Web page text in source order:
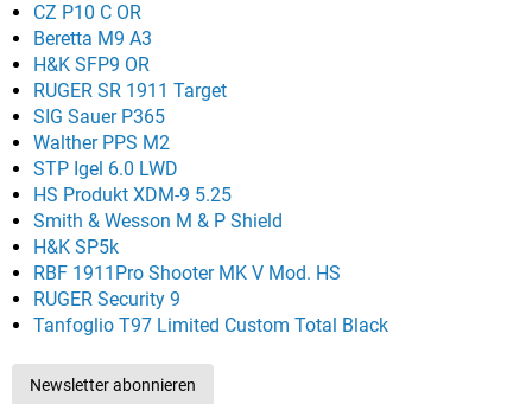
CZ P10 C OR
Beretta M9 A3
H&K SFP9 OR
RUGER SR 1911 Target
SIG Sauer P365
Walther PPS M2
STP Igel 6.0 LWD
HS Produkt XDM-9 5.25
Smith & Wesson M & P Shield
H&K SP5k
RBF 1911Pro Shooter MK V Mod. HS
RUGER Security 9
Tanfoglio T97 Limited Custom Total Black
Newsletter abonnieren